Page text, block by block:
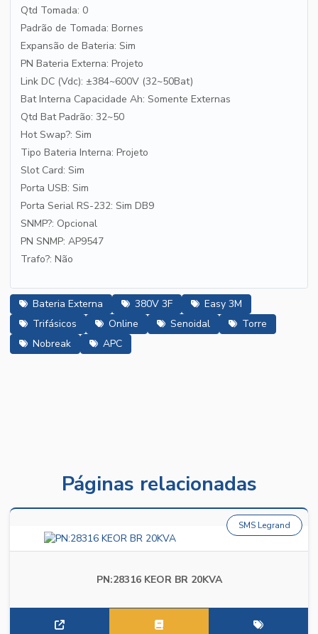
Qtd Tomada: 0
Padrão de Tomada: Bornes
Expansão de Bateria: Sim
PN Bateria Externa: Projeto
Link DC (Vdc): ±384~600V (32~50Bat)
Bat Interna Capacidade Ah: Somente Externas
Qtd Bat Padrão: 32~50
Hot Swap?: Sim
Tipo Bateria Interna: Projeto
Slot Card: Sim
Porta USB: Sim
Porta Serial RS-232: Sim DB9
SNMP?: Opcional
PN SNMP: AP9547
Trafo?: Não
Bateria Externa 380V 3F
Easy 3M
Trifásicos
Online Senoidal
Torre
Nobreak
APC
Páginas relacionadas
PN:28316 KEOR BR 20KVA
SMS Legrand